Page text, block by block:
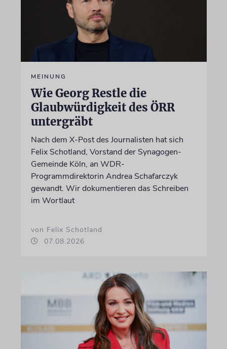
MEINUNG
Wie Georg Restle die
Glaubwürdigkeit des ÖRR
untergräbt
Nach dem X-Post des Journalisten hat sich
Felix Schotland, Vorstand der Synagogen-
Gemeinde Köln, an WDR-
Programmdirektorin Andrea Schafarczyk
gewandt. Wir dokumentieren das Schreiben
im Wortlaut
von Felix Schotland
07.08.2026